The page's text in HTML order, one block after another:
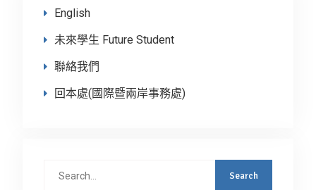
English
未來學生 Future Student
聯絡我們
回本處(國際暨兩岸事務處)